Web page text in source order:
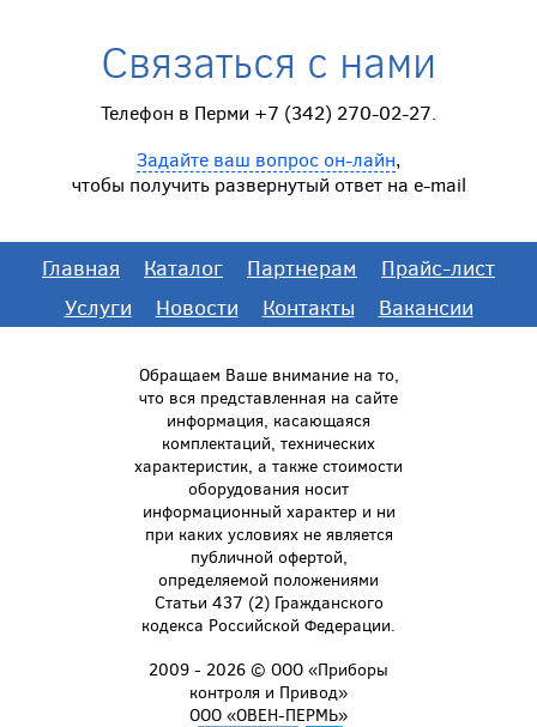
Связаться с нами
Телефон в Перми +7 (342) 270-02-27.
Задайте ваш вопрос он-лайн,
чтобы получить развернутый ответ на e-mail
Главная Каталог Партнерам
Прайс-лист
Услуги
Новости Контакты Вакансии
Обращаем Ваше внимание на то,
что вся представленная на сайте
информация, касающаяся
комплектаций, технических
характеристик, а также стоимости
оборудования носит
информационный характер и ни
при каких условиях не является
публичной офертой,
определяемой положениями
Статьи 437 (2) Гражданского
кодекса Российской Федерации.
2009 - 2026 © ООО «Приборы
контроля и Привод»
ООО «ОВЕН-ПЕРМЬ»